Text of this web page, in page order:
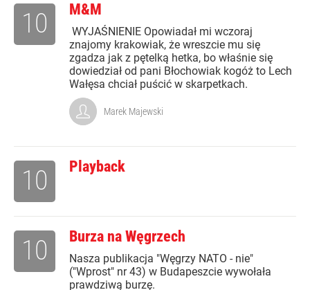
M&M
WYJAŚNIENIE Opowiadał mi wczoraj
znajomy krakowiak, że wreszcie mu się
zgadza jak z pętelką hetka, bo właśnie się
dowiedział od pani Błochowiak kogóż to Lech
Wałęsa chciał puścić w skarpetkach.
10
Marek Majewski
Playback
10
Burza na Węgrzech
Nasza publikacja "Węgrzy NATO - nie"
("Wprost" nr 43) w Budapeszcie wywołała
prawdziwą burzę.
10